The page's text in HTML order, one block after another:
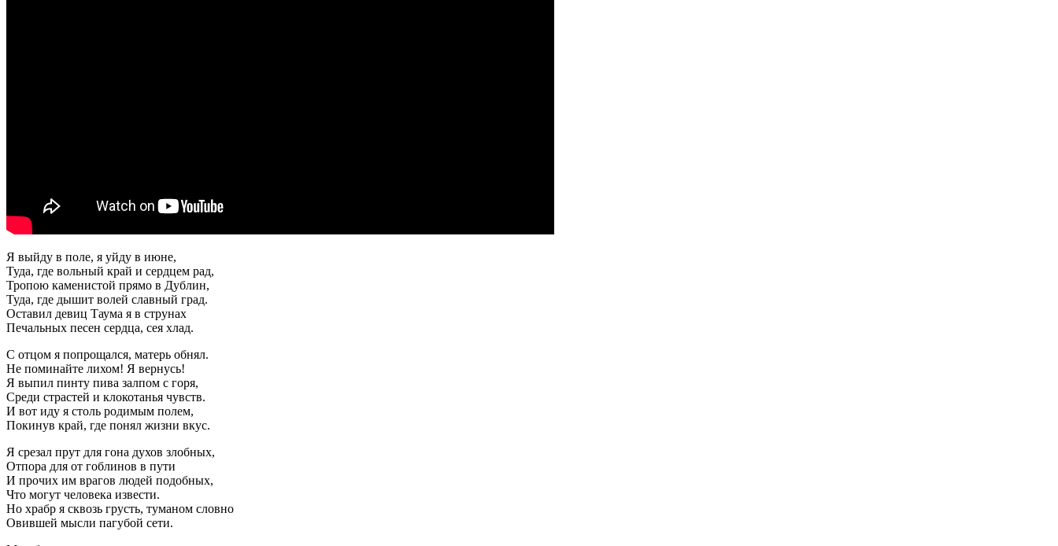
Я выйду в поле, я уйду в июне,
Туда, где вольный край и сердцем рад,
Тропою каменистой прямо в Дублин,
Туда, где дышит волей славный град.
Оставил девиц Таума я в струнах
Печальных песен сердца, сея хлад.
С отцом я попрощался, матерь обнял.
Не поминайте лихом! Я вернусь!
Я выпил пинту пива залпом с горя,
Среди страстей и клокотанья чувств.
И вот иду я столь родимым полем,
Покинув край, где понял жизни вкус.
Я срезал прут для гона духов злобных,
Отпора для от гоблинов в пути
И прочих им врагов людей подобных,
Что могут человека извести.
Но храбр я сквозь грусть, туманом словно
Овившей мысли пагубой сети.